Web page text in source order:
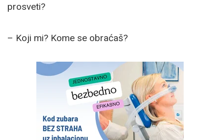
prosveti?
– Koji mi? Kome se obraćaš?